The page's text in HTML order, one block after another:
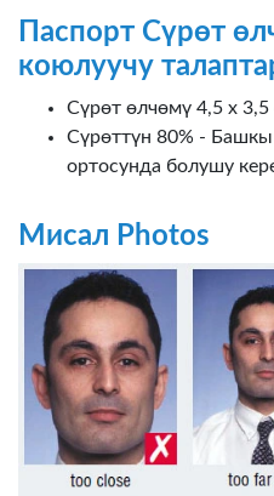
Паспорт Сүрөт
коюлуучу
Сүрөт өлчөмү 4,5 х
Сүрөттүн 80% -
ортосунда болушу
Мисал Photos